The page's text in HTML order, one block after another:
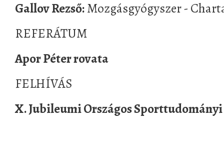
Gallov Rezső:Mozgásgyógyszer -
REFERÁTUM
Apor Péter rovata
FELHÍVÁS
X. Jubileumi Országos